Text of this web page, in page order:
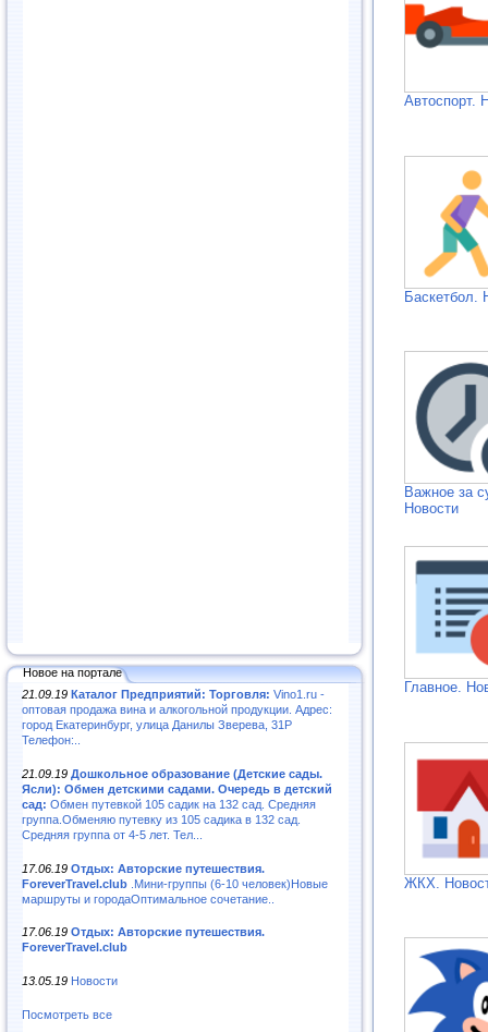
Новое на портале
21.09.19 Каталог Предприятий: Торговля: Vino1.ru -
оптовая продажа вина и алкогольной продукции. Адрес:
город Екатеринбург, улица Данилы Зверева, 31Р
Телефон:..
21.09.19 Дошкольное образование (Детские сады.
Ясли): Обмен детскими садами. Очередь в детский
сад: Обмен путевкой 105 садик на 132 сад. Средняя
группа.Обменяю путевку из 105 садика в 132 сад.
Средняя группа от 4-5 лет. Тел...
17.06.19 Отдых: Авторские путешествия.
ForeverTravel.club .Мини-группы (6-10 человек)Новые
маршруты и городаОптимальное сочетание..
17.06.19 Отдых: Авторские путешествия.
ForeverTravel.club
13.05.19 Новости
Посмотреть все
Автоспорт.
Баскетбол.
Важное за
Новости
Главное.
ЖКХ.